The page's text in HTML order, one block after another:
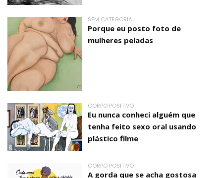
SEM CATEGORIA
Porque eu posto foto de
mulheres peladas
CORPO POSITIVO
Eu nunca conheci alguém que
tenha feito sexo oral usando
plástico filme
CORPO POSITIVO
A gorda que se acha gostosa